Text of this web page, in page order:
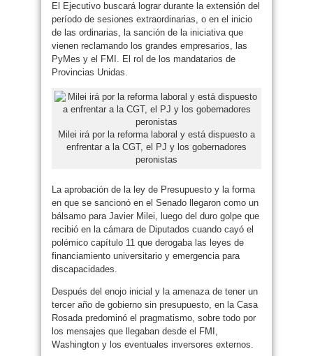
El Ejecutivo buscará lograr durante la extensión del
período de sesiones extraordinarias, o en el inicio
de las ordinarias, la sanción de la iniciativa que
vienen reclamando los grandes empresarios, las
PyMes y el FMI. El rol de los mandatarios de
Provincias Unidas.
Milei irá por la reforma laboral y está dispuesto a
enfrentar a la CGT, el PJ y los gobernadores
peronistas
La aprobación de la ley de Presupuesto y la forma
en que se sancionó en el Senado llegaron como un
bálsamo para Javier Milei, luego del duro golpe que
recibió en la cámara de Diputados cuando cayó el
polémico capítulo 11 que derogaba las leyes de
financiamiento universitario y emergencia para
discapacidades.
Después del enojo inicial y la amenaza de tener un
tercer año de gobierno sin presupuesto, en la Casa
Rosada predominó el pragmatismo, sobre todo por
los mensajes que llegaban desde el FMI,
Washington y los eventuales inversores externos.